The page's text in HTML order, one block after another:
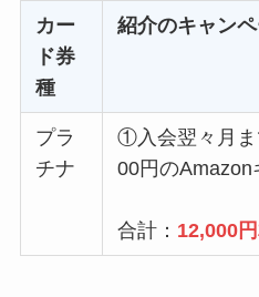
カー
ド券
種
紹介のキャン
プラ
チナ
①入会翌々月ま
00円のAmazon
合計： 12,000